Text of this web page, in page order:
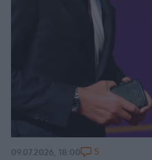
09.07.2026, 18:00 5